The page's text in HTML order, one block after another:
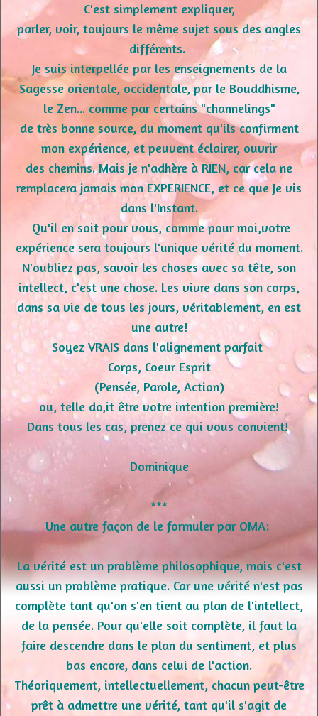
C'est simplement expliquer,
parler, voir, toujours le même sujet sous des angles
différents.
Je suis interpellée par les enseignements de la
Sagesse orientale, occidentale, par le Bouddhisme,
le Zen... comme par certains "channelings"
de très bonne source, du moment qu'ils confirment
mon expérience, et peuvent éclairer, ouvrir
des chemins. Mais je n'adhère à RIEN, car cela ne
remplacera jamais mon EXPERIENCE, et ce que Je vis
dans l'Instant.
Qu'il en soit pour vous, comme pour moi,votre
expérience sera toujours l'unique vérité du moment.
N'oubliez pas, savoir les choses avec sa tête, son
intellect, c'est une chose. Les vivre dans son corps,
dans sa vie de tous les jours, véritablement, en est
une autre!
Soyez VRAIS dans l'alignement parfait
Corps, Coeur Esprit
(Pensée, Parole, Action)
ou, telle do,it être votre intention première!
Dans tous les cas, prenez ce qui vous convient!
Dominique
***
Une autre façon de le formuler par OMA:
La vérité est un problème philosophique, mais c'est
aussi un problème pratique. Car une vérité n'est pas
complète tant qu'on s'en tient au plan de l'intellect,
de la pensée. Pour qu'elle soit complète, il faut la
faire descendre dans le plan du sentiment, et plus
bas encore, dans celui de l'action.
Théoriquement, intellectuellement, chacun peut-être
prêt à admettre une vérité, tant qu'il s'agit de